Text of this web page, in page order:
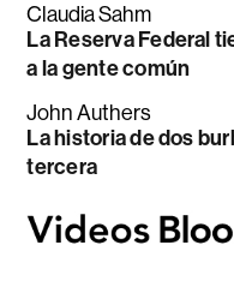
Claudia Sahm
La Reserva Federal
a la gente común
John Authers
La historia de dos
tercera